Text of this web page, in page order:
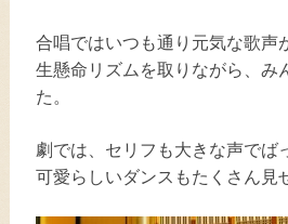
合唱ではいつも通り元気な歌声
生懸命リズムを取りながら、み
た。
劇では、セリフも大きな声でば
可愛らしいダンスもたくさん見